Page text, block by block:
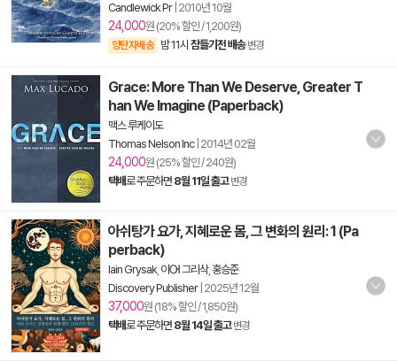
Candlewick Pr| 2010년 10월
24,000원 (20% 할인 / 1,200원)
양탄자배송 밤 11시 잠들기전 배송 변경
Grace: More Than We Deserve, Greater T
han We Imagine (Paperback)
맥스 루케이도
Thomas Nelson Inc| 2014년 02월
24,000원 (25% 할인 / 240원)
택배로 주문하면 8월 11일 출고 변경
아쉬탕가 요가, 지혜로운 몸, 그 변화의 원리: 1 (Pa
perback)
Iain Grysak, 이Ꮊ 그리삭, 홍승준
Discovery Publisher| 2025년 12월
37,000원 (18% 할인 / 1,850원)
택배로 주문하면 8월 14일 출고 변경